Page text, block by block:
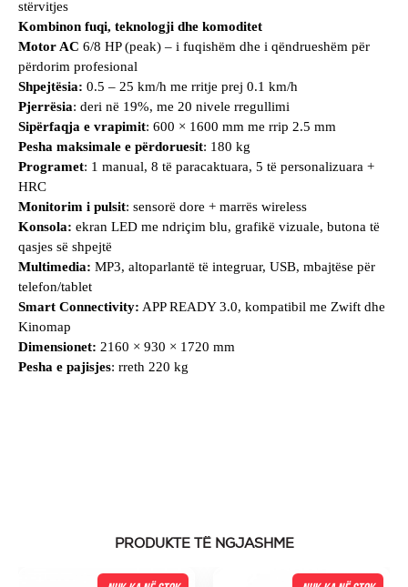
stërvitjes
Kombinon fuqi, teknologji dhe komoditet
Motor AC 6/8 HP (peak) – i fuqishëm dhe i qëndrueshëm për
përdorim profesional
Shpejtësia: 0.5 – 25 km/h me rritje prej 0.1 km/h
Pjerrësia: deri në 19%, me 20 nivele rregullimi
Sipërfaqja e vrapimit: 600 × 1600 mm me rrip 2.5 mm
Pesha maksimale e përdoruesit: 180 kg
Programet: 1 manual, 8 të paracaktuara, 5 të personalizuara +
HRC
Monitorim i pulsit: sensorë dore + marrës wireless
Konsola: ekran LED me ndriçim blu, grafikë vizuale, butona të
qasjes së shpejtë
Multimedia: MP3, altoparlantë të integruar, USB, mbajtëse për
telefon/tablet
Smart Connectivity: APP READY 3.0, kompatibil me Zwift dhe
Kinomap
Dimensionet: 2160 × 930 × 1720 mm
Pesha e pajisjes: rreth 220 kg
PRODUKTE TË NGJASHME